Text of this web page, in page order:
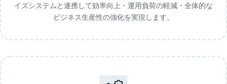
イズシステムと連携して効率向上・運用負荷の軽減・全体的な
ビジネス生産性の強化を実現します。